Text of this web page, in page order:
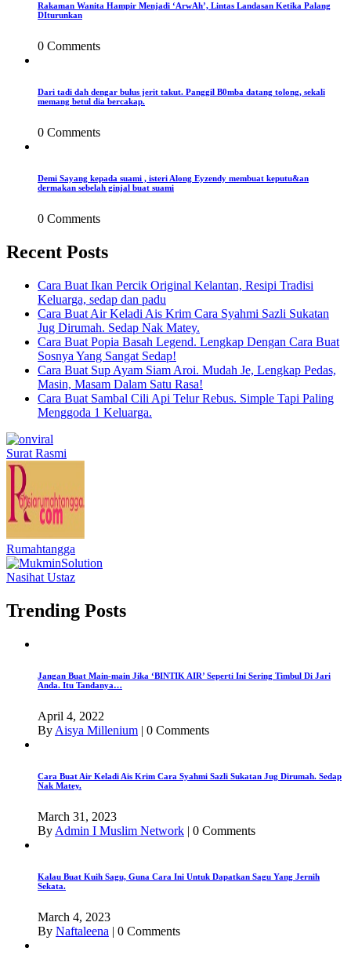
Rakaman Wanita Hampir Menjadi ‘ArwAh’, Lintas Landasan Ketika Palang
DIturunkan
0 Comments
Dari tadi dah dengar bulus jerit takut. Panggil B0mba datang tolong, sekali
memang betul dia bercakap.
0 Comments
Demi Sayang kepada suami , isteri Along Eyzendy membuat keputu&an
dermakan sebelah ginjal buat suami
0 Comments
Recent Posts
Cara Buat Ikan Percik Original Kelantan, Resipi Tradisi
Keluarga, sedap dan padu
Cara Buat Air Keladi Ais Krim Cara Syahmi Sazli Sukatan
Jug Dirumah. Sedap Nak Matey.
Cara Buat Popia Basah Legend. Lengkap Dengan Cara Buat
Sosnya Yang Sangat Sedap!
Cara Buat Sup Ayam Siam Aroi. Mudah Je, Lengkap Pedas,
Masin, Masam Dalam Satu Rasa!
Cara Buat Sambal Cili Api Telur Rebus. Simple Tapi Paling
Menggoda 1 Keluarga.
Surat Rasmi
Rumahtangga
Nasihat Ustaz
Trending Posts
Jangan Buat Main-main Jika ‘BINTIK AIR’ Seperti Ini Sering Timbul Di Jari
Anda. Itu Tandanya…
April 4, 2022
By Aisya Millenium | 0 Comments
Cara Buat Air Keladi Ais Krim Cara Syahmi Sazli Sukatan Jug Dirumah. Sedap
Nak Matey.
March 31, 2023
By Admin I Muslim Network | 0 Comments
Kalau Buat Kuih Sagu, Guna Cara Ini Untuk Dapatkan Sagu Yang Jernih
Sekata.
March 4, 2023
By Naftaleena | 0 Comments